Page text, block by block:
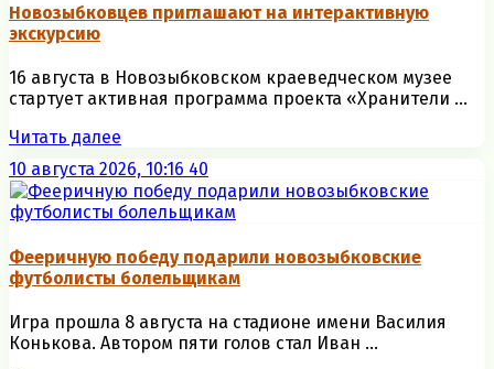
Новозыбковцев приглашают на интерактивную
экскурсию
16 августа в Новозыбковском краеведческом музее
стартует активная программа проекта «Хранители ...
Читать далее
10 августа 2026, 10:16 40
Фееричную победу подарили новозыбковские
футболисты болельщикам
Игра прошла 8 августа на стадионе имени Василия
Конькова. Автором пяти голов стал Иван ...